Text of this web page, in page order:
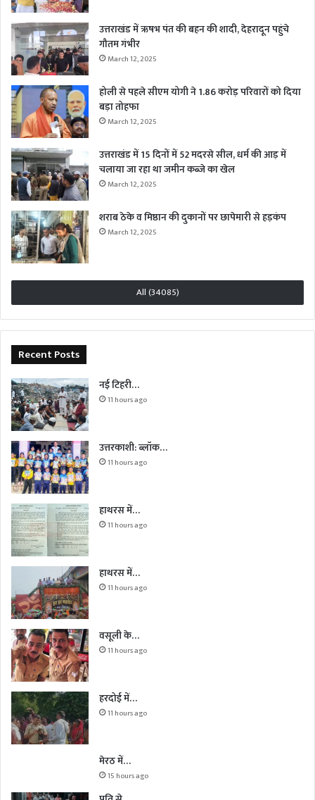
उत्तराखंड में ऋषभ पंत की बहन की शादी, देहरादून पहुंचे
गौतम गंभीर
March 12, 2025
होली से पहले सीएम योगी ने 1.86 करोड़ परिवारों को दिया
बड़ा तोहफा
March 12, 2025
उत्तराखंड में 15 दिनों में 52 मदरसे सील, धर्म की आड़ में
चलाया जा रहा था जमीन कब्जे का खेल
March 12, 2025
शराब ठेके व मिष्ठान की दुकानों पर छापेमारी से हड़कंप
March 12, 2025
All (34085)
Recent Posts
नई टिहरी…
11 hours ago
उत्तरकाशी: ब्लॉक…
11 hours ago
हाथरस में…
11 hours ago
हाथरस में…
11 hours ago
वसूली के…
11 hours ago
हरदोई में…
11 hours ago
मेरठ में…
15 hours ago